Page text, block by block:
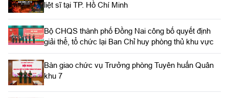
liệt sĩ tại TP. Hồ Chí Minh
Bộ CHQS thành phố Đồng Nai công bố quyết định
giải thể, tổ chức lại Ban Chỉ huy phòng thủ khu vực
Bàn giao chức vụ Trưởng phòng Tuyên huấn Quân
khu 7